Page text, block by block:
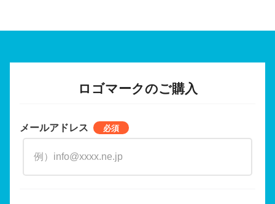
ロゴマークのご購入
メールアドレス